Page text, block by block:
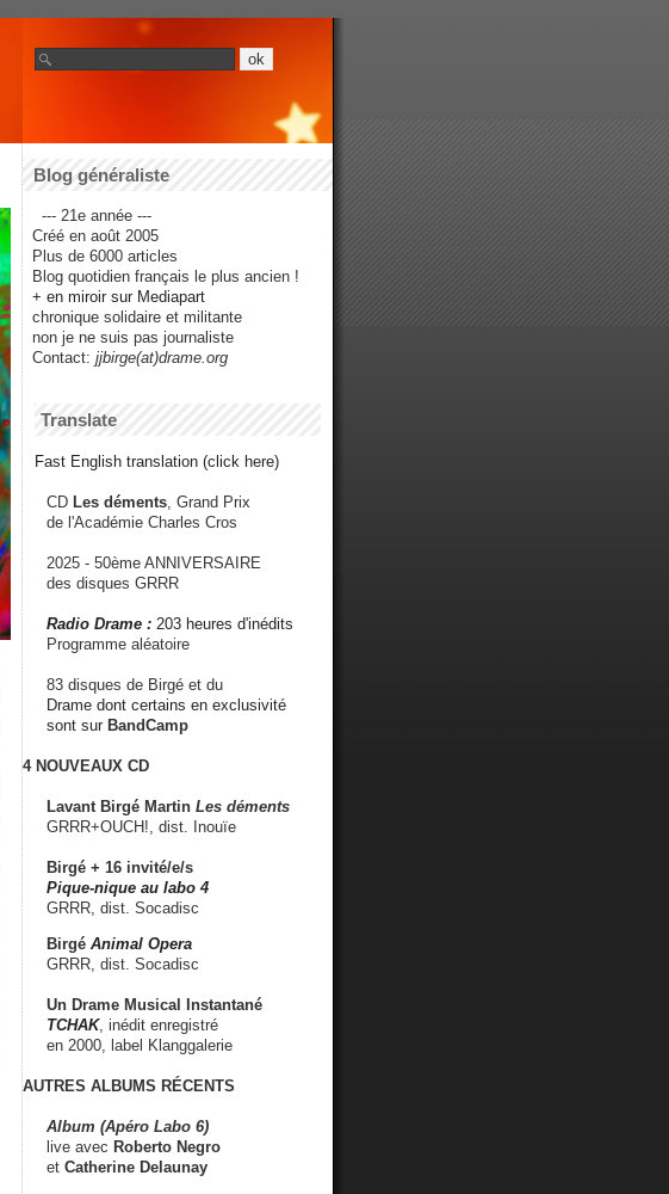
Blog généraliste
--- 21e année ---
Créé en août 2005
Plus de 6000 articles
Blog quotidien français le plus ancien !
+ en miroir sur Mediapart
chronique solidaire et militante
non je ne suis pas journaliste
Contact: jjbirge(at)drame.org
Translate
Fast English translation (click here)
CD Les déments , Grand Prix
de l'Académie Charles Cros
2025 - 50ème ANNIVERSAIRE
des disques GRRR
Radio Drame : 203 heures d'inédits
Programme aléatoire
83 disques de Birgé et du
Drame dont certains en exclusivité
sont sur BandCamp
4 NOUVEAUX CD
Lavant Birgé Martin Les déments
GRRR+OUCH!, dist. Inouïe
Birgé + 16 invité/e/s
Pique-nique au labo 4
GRRR, dist. Socadisc
Birgé Animal Opera
GRRR, dist. Socadisc
Un Drame Musical Instantané
TCHAK, inédit enregistré
en 2000, label Klanggalerie
AUTRES ALBUMS RÉCENTS
Album (Apéro Labo 6)
live avec Roberto Negro
et Catherine Delaunay